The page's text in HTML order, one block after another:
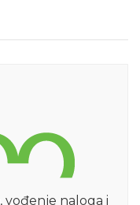
, vođenje naloga i